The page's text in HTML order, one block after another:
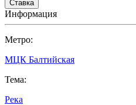
Информация
Метро:
МЦК Балтийская
Тема:
Река